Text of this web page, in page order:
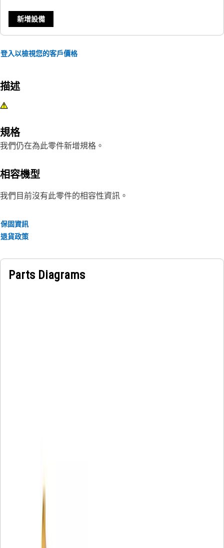
新增設備
登入以檢視您的客戶價格
描述
規格
我們仍在為此零件新增規格。
相容機型
我們目前沒有此零件的相容性資訊。
保固資訊
退貨政策
Parts Diagrams